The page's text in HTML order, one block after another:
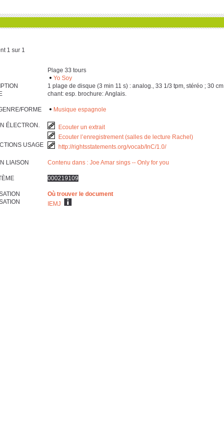
1 sur 1
Plage 33 tours
Yo Soy
‎1 plage de disque (‎3 min ‎1‎1 s) : analog., ‎3‎3 ‎1/‎3 tpm, stéréo ; ‎3‎0 cm
chant: esp. brochure: Anglais.
FORME Musique espagnole
ÉLECTRON.
Ecouter un extrait
Ecouter l’enregistrement (salles de lecture Rachel)
USAGE
http://rightsstatements.org/vocab/InC/1.0/
LIAISON Contenu dans : Joe Amar sings -- Only for you
000219109
Où trouver le document
IEMJ